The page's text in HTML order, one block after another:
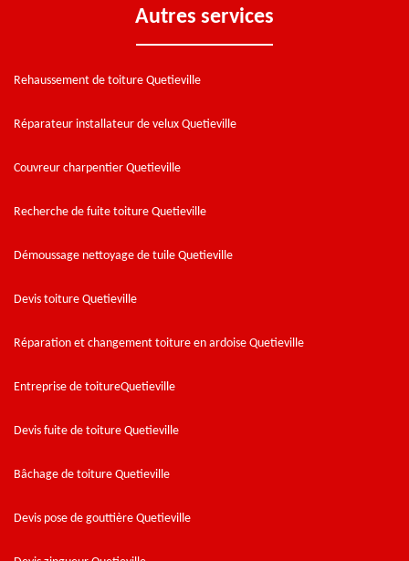
Autres services
Rehaussement de toiture Quetieville
Réparateur installateur de velux Quetieville
Couvreur charpentier Quetieville
Recherche de fuite toiture Quetieville
Démoussage nettoyage de tuile Quetieville
Devis toiture Quetieville
Réparation et changement toiture en ardoise Quetieville
Entreprise de toitureQuetieville
Devis fuite de toiture Quetieville
Bâchage de toiture Quetieville
Devis pose de gouttière Quetieville